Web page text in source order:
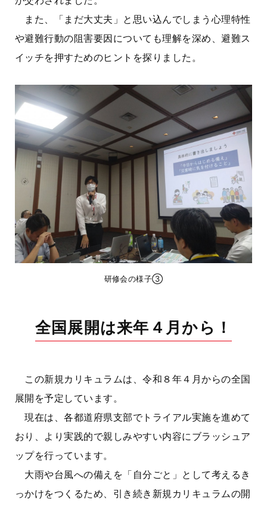
また、「まだ大丈夫」と思い込んでしまう心理特性
や避難行動の阻害要因についても理解を深め、避難ス
イッチを押すためのヒントを探りました。
研修会の様子③
全国展開は来年４月から！
この新規カリキュラムは、令和８年４月からの全国
展開を予定しています。
現在は、各都道府県支部でトライアル実施を進めて
おり、より実践的で親しみやすい内容にブラッシュア
ップを行っています。
大雨や台風への備えを「自分ごと」として考えるき
っかけをつくるため、引き続き新規カリキュラムの開